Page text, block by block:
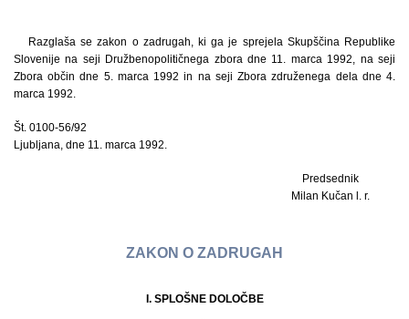
Razglaša se zakon o zadrugah, ki ga je sprejela Skupščina Republike
Slovenije na seji Družbenopolitičnega zbora dne 11. marca 1992, na seji
Zbora občin dne 5. marca 1992 in na seji Zbora združenega dela dne 4.
marca 1992.
Št. 0100-56/92
Ljubljana, dne 11. marca 1992.
Predsednik
Milan Kučan l. r.
ZAKON O ZADRUGAH
I. SPLOŠNE DOLOČBE